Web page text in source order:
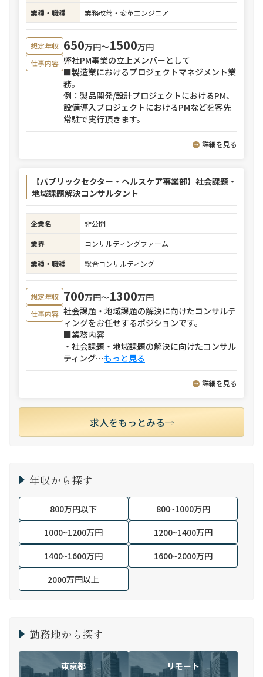
業種・職種
業務改善・変革エンジニア
想定年収 650万円〜1500万円
仕事内容 弊社PM事業の立上メンバーとして
■製造業におけるプロジェクトマネジメント業
務。
例：製品開発/設計プロジェクトにおけるPM、
設備導入プロジェクトにおけるPMなどを客先
常駐で実行頂きます。
詳細を見る
【パブリックセクター・ヘルスケア事業部】社会課題・
地域課題解決コンサルタント
企業名
非公開
業界
コンサルティングファーム
業種・職種
総合コンサルティング
想定年収 700万円〜1300万円
仕事内容 社会課題・地域課題の解決に向けたコンサルテ
ィングをお任せするポジションです。
■業務内容
・社会課題・地域課題の解決に向けたコンサル
ティング⋯もっと見る
詳細を見る
求人をもっとみる
年収から探す
800万円以下
800~1000万円
1000~1200万円
1200~1400万円
1400~1600万円
1600~2000万円
2000万円以上
勤務地から探す
東京都 リモート